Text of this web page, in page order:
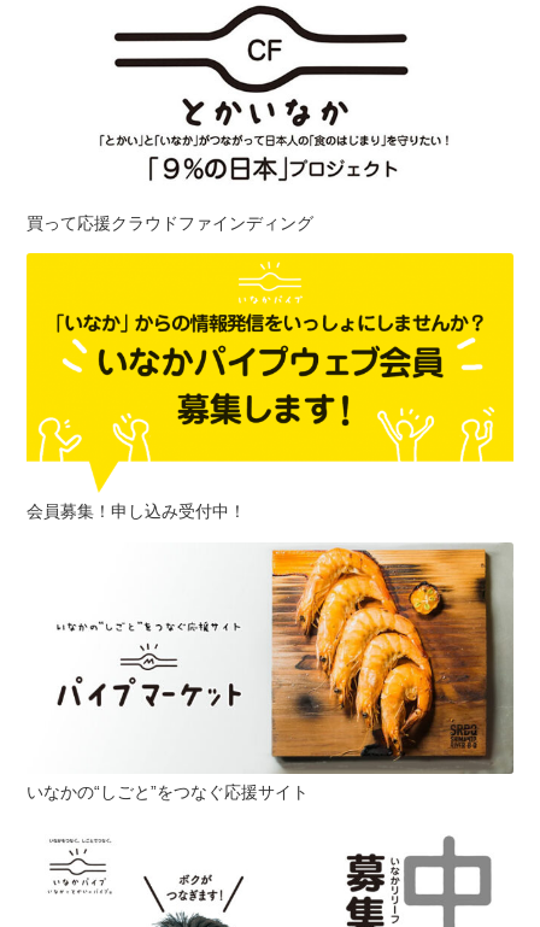
買って応援クラウドファインディング
会員募集！申し込み受付中！
いなかの“しごと”をつなぐ応援サイト